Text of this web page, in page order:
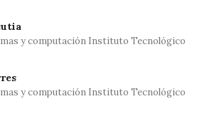
y computación Instituto Tecnológico
y computación Instituto Tecnológico